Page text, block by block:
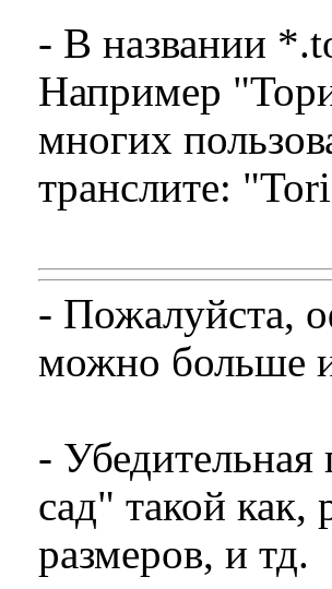
- В названии
Например
многих
транслите:
- Пожалуйста,
можно больше
- Убедительная
сад" такой
размеров, и тд.